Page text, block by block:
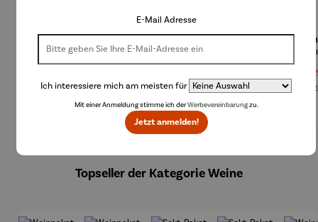
Wasserka
raffe |
Julie
Wasserka
raffe |
Stripes
Eiskugel |
Collins
Weinkühl
WineCase
Deluxe
Inox
UVPRegulärer Preis:
199,99 €
Topseller der Kategorie Weine
E-Mail Adresse
Ich interessiere mich am meisten für
Mit einer Anmeldung stimme ich derWerbevereinbarungzu.
Jetzt anmelden!